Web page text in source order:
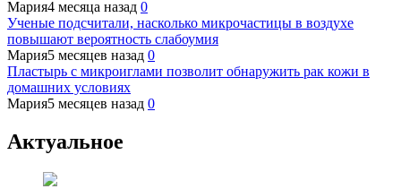
Мария4 месяца назад 0
Ученые подсчитали, насколько микрочастицы в воздухе
повышают вероятность слабоумия
Мария5 месяцев назад 0
Пластырь с микроиглами позволит обнаружить рак кожи в
домашних условиях
Мария5 месяцев назад 0
Актуальное